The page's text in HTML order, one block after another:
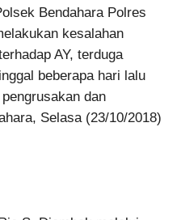
Bendahara Polres
kesalahan
AY, terduga
beberapa hari lalu
dan
Selasa (23/10/2018)